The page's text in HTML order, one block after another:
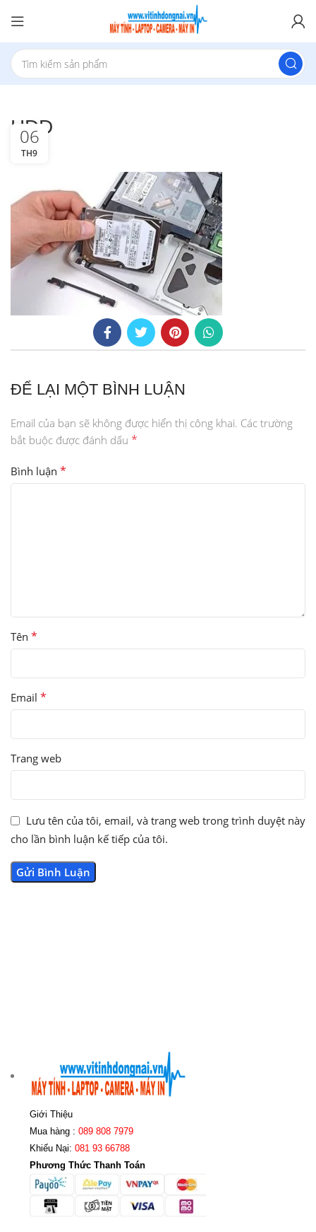
HDD
06
TH9
ĐỂ LẠI MỘT BÌNH LUẬN
Email của bạn sẽ không được hiển thị công khai. Các trường
bắt buộc được đánh dấu *
Bình luận *
Tên *
Email *
Trang web
Lưu tên của tôi, email, và trang web trong trình duyệt này
cho lần bình luận kế tiếp của tôi.
Giới Thiệu
Mua hàng : 089 808 7979
Khiếu Nại: 081 93 66788
Phương Thức Thanh Toán